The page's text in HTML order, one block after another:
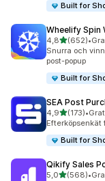
Built for
Wheelify Spin
4,8av 5 stjärnor
(652)
652 •
Snurra och
post-popup
Built for
SEA Post
4,9av 5 stjärnor
(173)
173 •
Efterköpsenkät
Built for
Qikify Sales
5,0av 5 stjärnor
(568)
568 •